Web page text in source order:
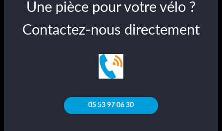
Une pièce pour votre vélo ?
Contactez-nous directement
05 53 97 06 30